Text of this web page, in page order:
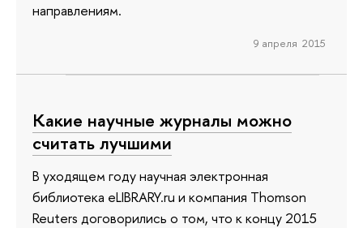
направлениям.
9 апреля 2015
Какие научные журналы можно
считать лучшими
В уходящем году научная электронная
библиотека eLIBRARY.ru и компания Thomson
Reuters договорились о том, что к концу 2015